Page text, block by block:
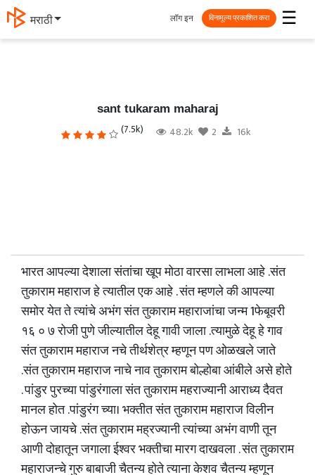
मराठी ☰
लॉग इन विनामूल्य प्रकाशित करा
sant tukaram maharaj
(7.5k) 48.2k 2 16k
भारत आपल्या देशाला संतांचा खूप मोठा वारसा लाभला आहे .संत
तुकाराम महाराज हे त्यातील एक आहे . संत म्हणले की आपल्या
समोर येत ते त्यांचे अभंग संत तुकाराम महाराजांचा जन्म 1फेबूवरी
१६ ० ७ रोजी पुणे जील्यातील देहू गावी जाला .त्यामुळे देहू हे गाव
संत तुकाराम महाराज नचे तीर्थशेत्र म्हणून पण ओळखले जाते
.संत तुकाराम महाराज नाचे नाव तुकाराम बोल्होबा आंबीले असे होते
. पांडुर पुरच्या पांडुरंगाला संत तुकाराम महराज्यानी आराध्य दैवत
मानल होत .पांडुरंग च्या। भक्तीत संत तुकाराम महाराज विलीन
होऊन जायचे .संत तुकाराम मह्रज्यानी त्यांच्या अभंग वाणी तून
आणी दोहातून जगाला ईश्वर भक्तीचा मारग दाखवला . संत तुकाराम
महाराजन्चे गुरु बाबाजी चैतन्य होते त्याना केशव चैतन्य म्हणून